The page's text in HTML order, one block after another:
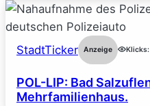
StadtTicker Anzeige Klicks:
POL-LIP: Bad
Mehrfamilienhaus.